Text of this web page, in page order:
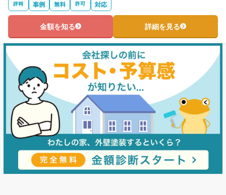
金額を知る 詳細を見る